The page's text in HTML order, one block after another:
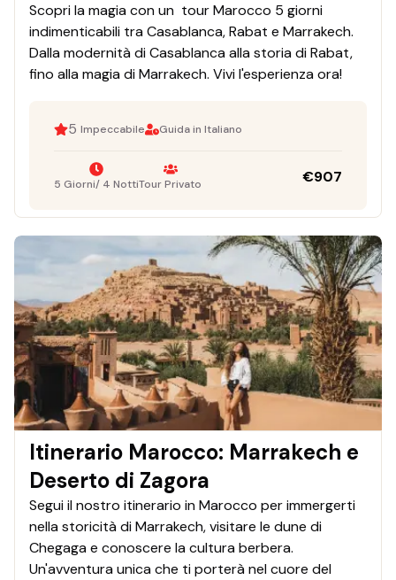
Scopri la magia con un tour Marocco 5 giorni
indimenticabili tra Casablanca, Rabat e Marrakech.
Dalla modernità di Casablanca alla storia di Rabat,
fino alla magia di Marrakech. Vivi l'esperienza ora!
5 Impeccabile Guida in Italiano
5 Giorni/ 4 NottiTour Privato €907
Itinerario Marocco: Marrakech e
Deserto di Zagora
Segui il nostro itinerario in Marocco per immergerti
nella storicità di Marrakech, visitare le dune di
Chegaga e conoscere la cultura berbera.
Un'avventura unica che ti porterà nel cuore del